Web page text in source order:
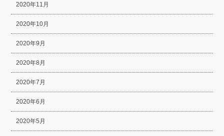
2020年11月
2020年10月
2020年9月
2020年8月
2020年7月
2020年6月
2020年5月